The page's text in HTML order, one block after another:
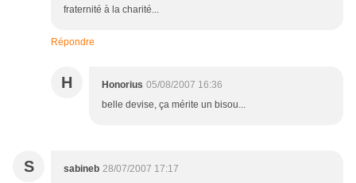
fraternité à la charité...
Répondre
H Honorius 05/08/2007 16:36
belle devise, ça mérite un bisou...
S sabineb 28/07/2007 17:17